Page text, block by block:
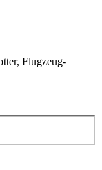
Flugzeug-